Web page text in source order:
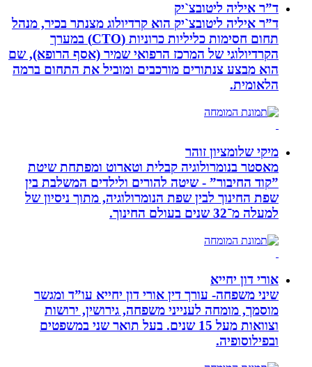
ד”ר איליה ליטובצ`יק
ד”ר איליה ליטובצ`יק הוא קרדיולוג מצנתר בכיר, מנהל
תחום חסימות כליליות כרוניות (CTO) במערך
הקרדיולוגי של המרכז הרפואי שמיר (אסף הרופא), שם
הוא מבצע צנתורים מורכבים ומוביל את התחום ברמה
הלאומית.
מיקי שלומציון זוהר
מאסטר בנומרולוגיה קבלית וטארוט ומפתחת שיטת
”קוד החיבור” - שיטה להורים ולילדים המשלבת בין
שפת החינוך לבין שפת הנומרולוגיה, מתוך ניסיון של
למעלה מ־32 שנים בעולם החינוך.
אורי דון יחייא
שיני משפחה- עורך דין אורי דון יחייא עו”ד ומגשר
מוסמך, מומחה לענייני משפחה, גירושין, ירושות
וצוואות מעל 15 שנים. בעל תואר שני במשפטים
ובפילוסופיה.